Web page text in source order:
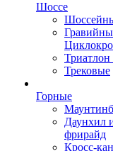
Шоссе
Трековые
Горные
Даунхил
фрирайд
Кросс-